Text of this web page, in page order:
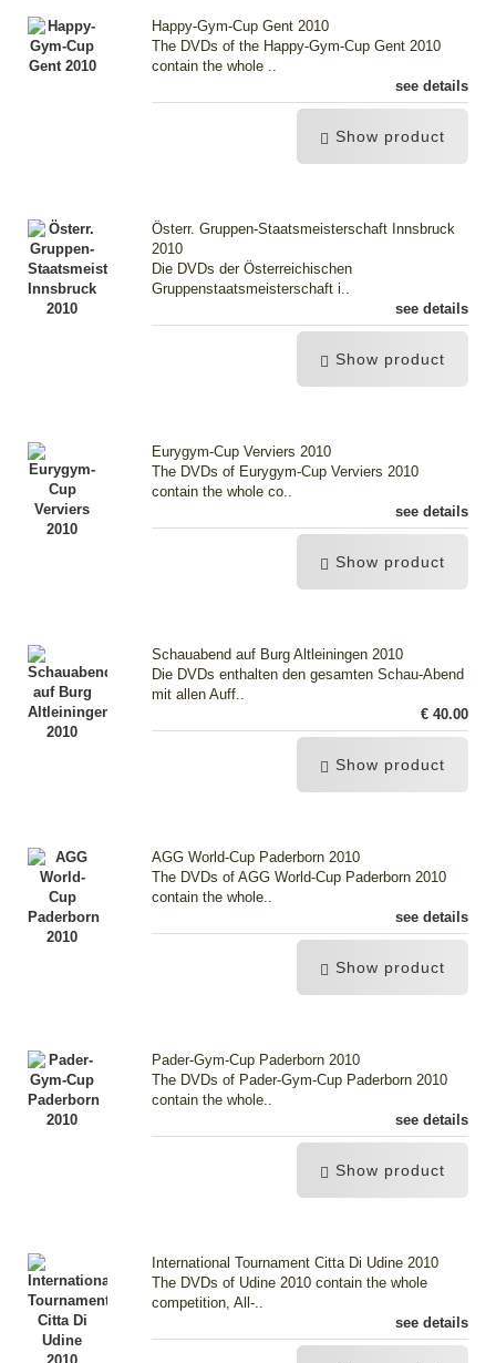
Happy-Gym-Cup Gent 2010
The DVDs of the Happy-Gym-Cup Gent 2010
contain the whole ..
see details
Show product
Österr. Gruppen-Staatsmeisterschaft Innsbruck
2010
Die DVDs der Österreichischen
Gruppenstaatsmeisterschaft i..
see details
Show product
Eurygym-Cup Verviers 2010
The DVDs of Eurygym-Cup Verviers 2010
contain the whole co..
see details
Show product
Schauabend auf Burg Altleiningen 2010
Die DVDs enthalten den gesamten Schau-Abend
mit allen Auff..
€ 40.00
Show product
AGG World-Cup Paderborn 2010
The DVDs of AGG World-Cup Paderborn 2010
contain the whole..
see details
Show product
Pader-Gym-Cup Paderborn 2010
The DVDs of Pader-Gym-Cup Paderborn 2010
contain the whole..
see details
Show product
International Tournament Citta Di Udine 2010
The DVDs of Udine 2010 contain the whole
competition, All-..
see details